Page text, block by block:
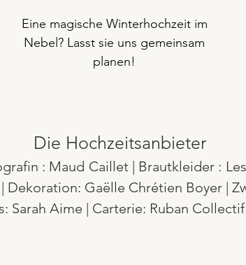
Eine magische Winterhochzeit im
Nebel? Lasst sie uns gemeinsam
planen!
Die Hochzeitsanbieter
: Maud Caillet | Brautkleider :
Dekoration: Gaëlle Chrétien Boyer |
Sarah Aime | Carterie: Ruban Collectif